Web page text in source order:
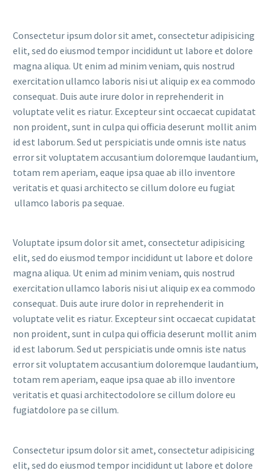
Consectetur ipsum dolor sit amet, consectetur adipisicing
elit, sed do eiusmod tempor incididunt ut labore et dolore
magna aliqua. Ut enim ad minim veniam, quis nostrud
exercitation ullamco laboris nisi ut aliquip ex ea commodo
consequat. Duis aute irure dolor in reprehenderit in
voluptate velit es riatur. Excepteur sint occaecat cupidatat
non proident, sunt in culpa qui officia deserunt mollit anim
id est laborum. Sed ut perspiciatis unde omnis iste natus
error sit voluptatem accusantium doloremque laudantium,
totam rem aperiam, eaque ipsa quae ab illo inventore
veritatis et quasi architecto se cillum dolore eu fugiat
ullamco laboris pa sequae.
Voluptate ipsum dolor sit amet, consectetur adipisicing
elit, sed do eiusmod tempor incididunt ut labore et dolore
magna aliqua. Ut enim ad minim veniam, quis nostrud
exercitation ullamco laboris nisi ut aliquip ex ea commodo
consequat. Duis aute irure dolor in reprehenderit in
voluptate velit es riatur. Excepteur sint occaecat cupidatat
non proident, sunt in culpa qui officia deserunt mollit anim
id est laborum. Sed ut perspiciatis unde omnis iste natus
error sit voluptatem accusantium doloremque laudantium,
totam rem aperiam, eaque ipsa quae ab illo inventore
veritatis et quasi architectodolore se cillum dolore eu
fugiatdolore pa se cillum.
Consectetur ipsum dolor sit amet, consectetur adipisicing
elit, sed do eiusmod tempor incididunt ut labore et dolore